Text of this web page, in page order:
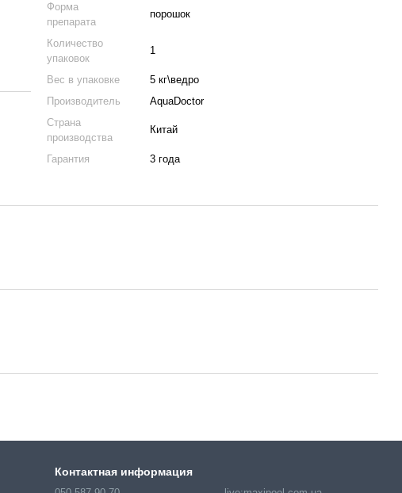
Форма
препарата
порошок
Количество
упаковок
1
Вес в упаковке
5 кг\ведро
Производитель
AquaDoctor
Страна
производства
Китай
Гарантия 3 года
Контактная информация